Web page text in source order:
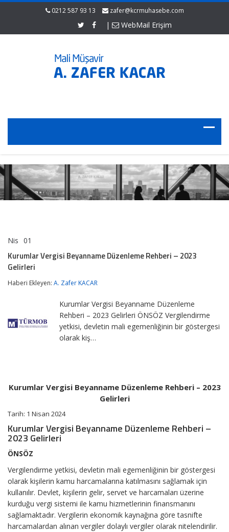
0212 587 93 13 zafer@kcrmuhasebe.com
| WebMail Erişim
Nis 01
Beyanname
–
Gelirleri
Kurumlar Vergisi Beyanname Düzenleme Rehberi – 2023
Gelirleri
Haberi Ekleyen: A. Zafer KACAR
Kurumlar Vergisi Beyanname Düzenleme
Rehberi – 2023 Gelirleri ÖNSÖZ Vergilendirme
yetkisi, devletin mali egemenliğinin bir göstergesi
olarak kiş…
Kurumlar Vergisi Beyanname Düzenleme Rehberi – 2023
Gelirleri
Tarih: 1 Nisan 2024
Kurumlar Vergisi Beyanname Düzenleme Rehberi –
2023 Gelirleri
ÖNSÖZ
Vergilendirme yetkisi, devletin mali egemenliğinin bir göstergesi
olarak kişilerin kamu harcamalarına katılmasını sağlamak için
kullanılır. Devlet, kişilerin gelir, servet ve harcamaları üzerine
kurduğu vergi sistemi ile kamu hizmetlerinin finansmanını
sağlamaktadır. Vergilerin ekonomik kaynağına göre tasnifte
harcamalardan alınan vergiler dolaylı vergiler olarak nitelendirilir.